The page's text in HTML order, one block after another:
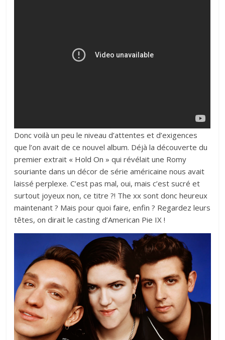
Donc voilà un peu le niveau d’attentes et d’exigences
que l’on avait de ce nouvel album. Déjà la découverte du
premier extrait « Hold On » qui révélait une Romy
souriante dans un décor de série américaine nous avait
laissé perplexe. C’est pas mal, oui, mais c’est sucré et
surtout joyeux non, ce titre ?! The xx sont donc heureux
maintenant ? Mais pour quoi faire, enfin ? Regardez leurs
têtes, on dirait le casting d’American Pie IX !